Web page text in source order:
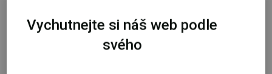
Na úrokovou sazbu hypotéky nemá vliv to, jak
schopní jste vyjednavači. U nás dostanete
Vychutnejte si náš web podle
svého